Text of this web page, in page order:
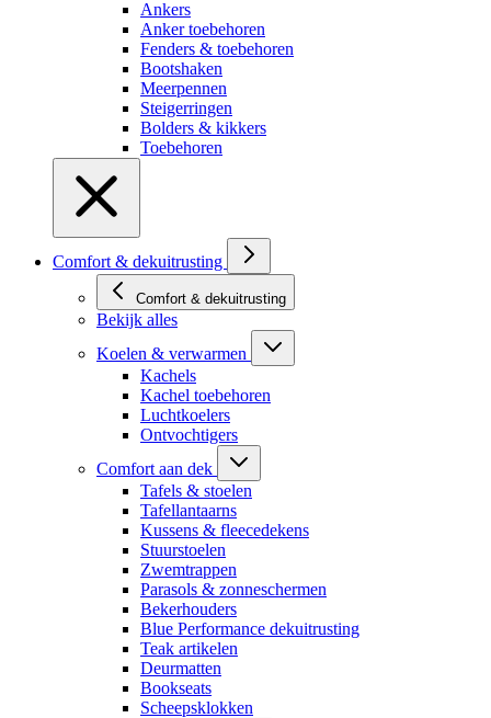
Ankers
Anker toebehoren
Fenders & toebehoren
Bootshaken
Meerpennen
Steigerringen
Bolders & kikkers
Toebehoren
Comfort & dekuitrusting
Comfort & dekuitrusting
Bekijk alles
Koelen & verwarmen
Kachels
Kachel toebehoren
Luchtkoelers
Ontvochtigers
Comfort aan dek
Tafels & stoelen
Tafellantaarns
Kussens & fleecedekens
Stuurstoelen
Zwemtrappen
Parasols & zonneschermen
Bekerhouders
Blue Performance dekuitrusting
Teak artikelen
Deurmatten
Bookseats
Scheepsklokken